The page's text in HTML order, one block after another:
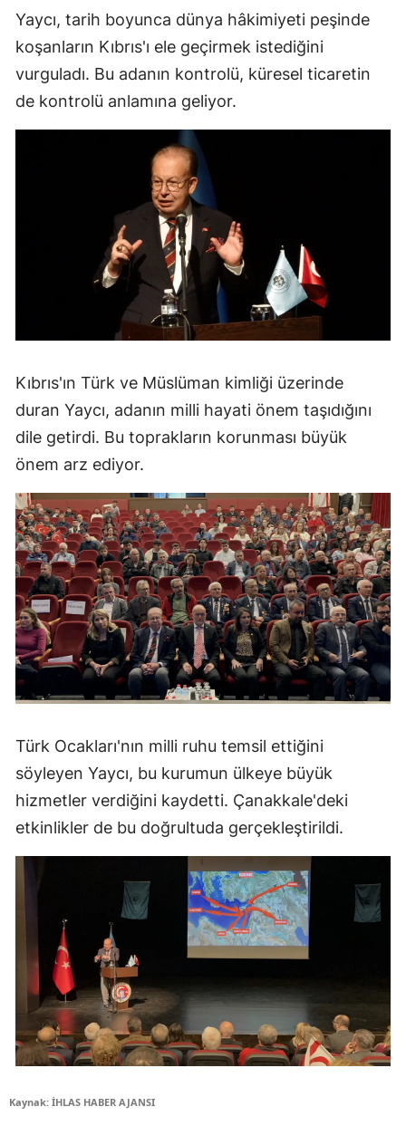
Yaycı, tarih boyunca dünya hâkimiyeti peşinde
koşanların Kıbrıs'ı ele geçirmek istediğini
vurguladı. Bu adanın kontrolü, küresel ticaretin
de kontrolü anlamına geliyor.
Kıbrıs'ın Türk ve Müslüman kimliği üzerinde
duran Yaycı, adanın milli hayati önem taşıdığını
dile getirdi. Bu toprakların korunması büyük
önem arz ediyor.
Türk Ocakları'nın milli ruhu temsil ettiğini
söyleyen Yaycı, bu kurumun ülkeye büyük
hizmetler verdiğini kaydetti. Çanakkale'deki
etkinlikler de bu doğrultuda gerçekleştirildi.
Kaynak: İHLAS HABER AJANSI